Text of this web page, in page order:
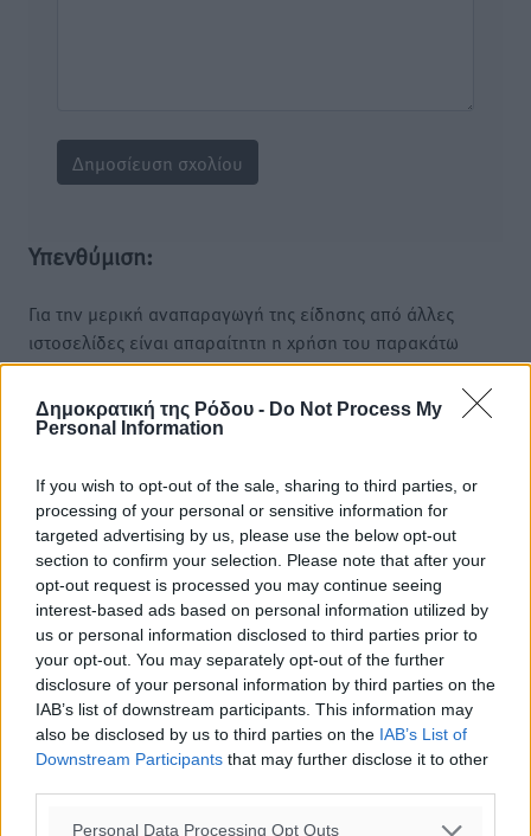
Δημοκρατική της Ρόδου - Do Not Process My
Personal Information
If you wish to opt-out of the sale, sharing to third parties, or
processing of your personal or sensitive information for
targeted advertising by us, please use the below opt-out
section to confirm your selection. Please note that after your
opt-out request is processed you may continue seeing
interest-based ads based on personal information utilized by
us or personal information disclosed to third parties prior to
your opt-out. You may separately opt-out of the further
disclosure of your personal information by third parties on the
IAB’s list of downstream participants. This information may
also be disclosed by us to third parties on the IAB’s List of
Downstream Participants that may further disclose it to other
Personal Data Processing Opt Outs
Υπενθύμιση:
Για την μερική αναπαραγωγή της είδησης από άλλες
ιστοσελίδες είναι απαραίτητη η χρήση του παρακάτω
παρεχόμενου συνδέσμου παραπομπής προς το άρθρο
της Δημοκρατικής.
o καιρός τώρα:
28°
αίθριος καιρός
59%
19km/h
Δ
29°/31 °
06:17
20:08